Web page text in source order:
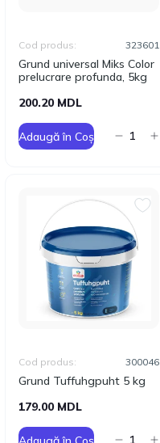
Grund universal Мiks Color
prelucrare profunda, 5kg
Cod produs: 323601
200.20 MDL
Adaugă în Coș
Grund Tuffuhgpuht 5 kg
Cod produs: 300046
179.00 MDL